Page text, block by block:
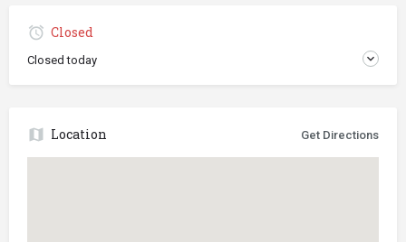
Closed
Closed today
Location Get Directions